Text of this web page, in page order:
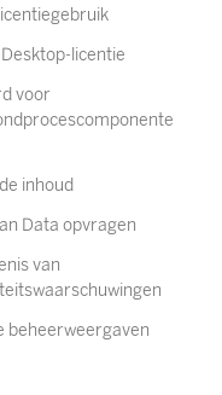
licentie
voor
inhoud
Data opvragen
van
beheerweergaven